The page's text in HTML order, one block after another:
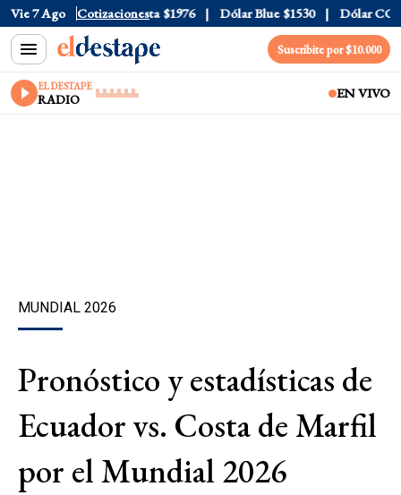
Vie 7 Ago Cotizaciones
$1520 Dólar Tarjeta $1976 Dólar Blue $1530 Dólar CCL
Suscribite por $10.000
EL DESTAPE
RADIO EN VIVO
MUNDIAL 2026
Pronóstico y estadísticas de
Ecuador vs. Costa de Marfil
por el Mundial 2026